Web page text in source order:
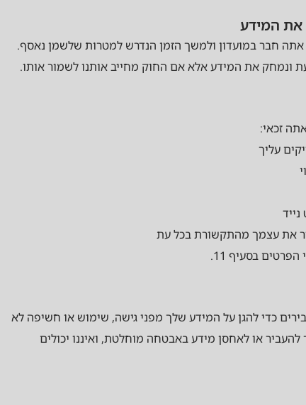
חבר במועדון ולמשך הזמן הנדרש למטרות שלשמן נאסף.
ונמחק את המידע אלא אם החוק מחייב אותנו לשמור אותו.
זכאי:
עליך
את עצמך מהתקשורת בכל עת
בסעיף 11.
כדי להגן על המידע שלך מפני גישה, שימוש או חשיפה לא
או לאחסן מידע באבטחה מוחלטת, ואיננו יכולים